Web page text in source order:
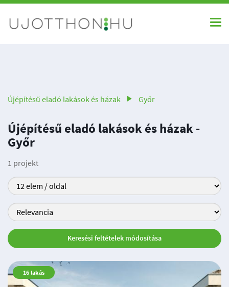
Újépítésű eladó lakások és házak Győr
Újépítésű eladó lakások és házak -
Győr
1 projekt
Keresési feltételek módosítása
16 lakás